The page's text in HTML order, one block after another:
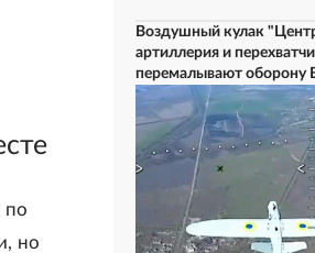
по
но
Воздушный кулак
артиллерия и
перемалывают оборону